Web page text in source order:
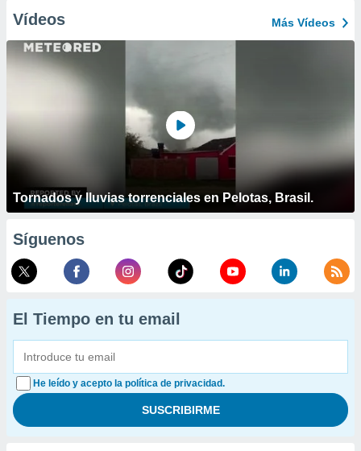
Vídeos Más Vídeos
Tornados y lluvias torrenciales en Pelotas, Brasil.
Síguenos
El Tiempo en tu email
He leído y acepto la política de privacidad.